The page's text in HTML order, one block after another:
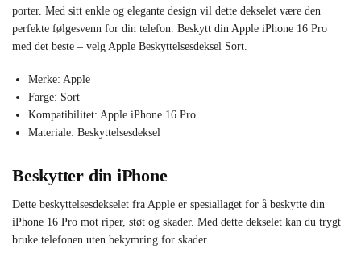
porter. Med sitt enkle og elegante design vil dette dekselet være den
perfekte følgesvenn for din telefon. Beskytt din Apple iPhone 16 Pro
med det beste – velg Apple Beskyttelsesdeksel Sort.
Merke: Apple
Farge: Sort
Kompatibilitet: Apple iPhone 16 Pro
Materiale: Beskyttelsesdeksel
Beskytter din iPhone
Dette beskyttelsesdekselet fra Apple er spesiallaget for å beskytte din
iPhone 16 Pro mot riper, støt og skader. Med dette dekselet kan du trygt
bruke telefonen uten bekymring for skader.